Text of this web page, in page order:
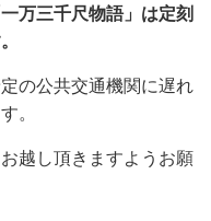
万三千尺物語」は定刻
の公共交通機関に遅れ
。
越し頂きますようお願